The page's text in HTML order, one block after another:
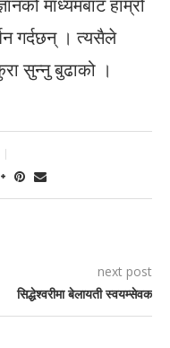
माध्यमबाट हाम्रो
गर्दछन् । त्यसैले
सुन्नु बुढाको ।
next post
सिद्धेश्वरीमा बेलायती स्वयम्सेवक